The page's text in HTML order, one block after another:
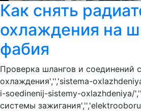
Как снять
охлаждения на
фабия
Проверка шлангов и соединений
охлаждения','','sistema-
i-soedinenij-sistemy-oxlazhdeniya/
системы